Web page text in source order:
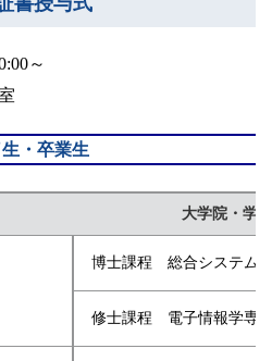
閉じる
～
・卒業生
大学院・学
博士課程 総合システム
修士課程 電子情報学